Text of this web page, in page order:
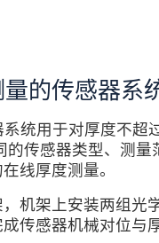
的传感器系
系统用于对厚度不
的传感器类型、测
线厚度测量。
机架上安装两组光
传感器机械对位与